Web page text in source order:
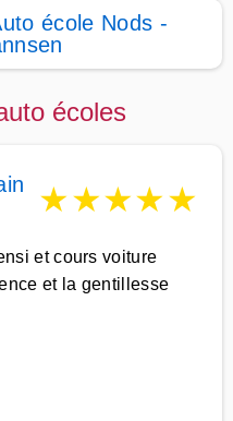
école Nods -
écoles
★★★★★
et cours voiture
et la gentillesse